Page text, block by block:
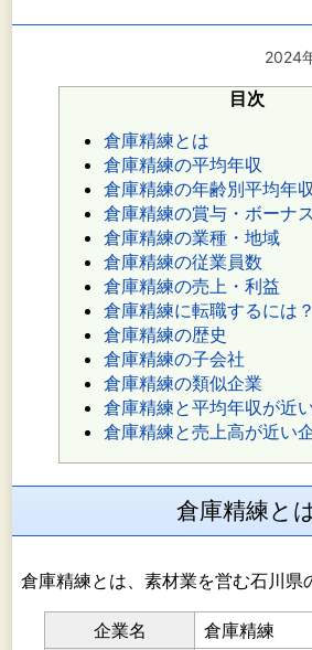
2024
目次
倉庫精練とは
倉庫精練の平均年収
倉庫精練の年齢別平均年
倉庫精練の賞与・ボーナス
倉庫精練の業種・地域
倉庫精練の従業員数
倉庫精練の売上・利益
倉庫精練に転職するには？
倉庫精練の歴史
倉庫精練の子会社
倉庫精練の類似企業
倉庫精練と平均年収が近
倉庫精練と売上高が近い
倉庫精練と
倉庫精練とは、素材業を営む石川県
企業名
倉庫精練